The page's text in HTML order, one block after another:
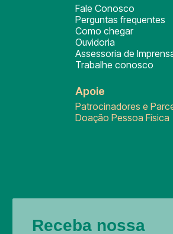
Fale Conosco
Perguntas frequentes
Como chegar
Ouvidoria
Assessoria de
Trabalhe conosco
Apoie
Patrocinadores e
Doação Pessoa Física